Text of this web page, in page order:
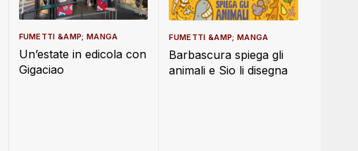
Un’estate in edicola con
Gigaciao
FUMETTI &AMP; MANGA
Barbascura spiega gli
animali e Sio li disegna
FUMETTI &AMP; MANGA